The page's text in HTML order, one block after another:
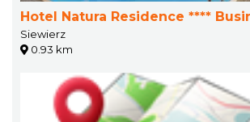
Hotel Natura Residence ****
Siewierz
0.93 km